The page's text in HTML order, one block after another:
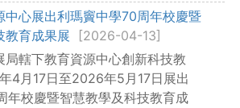
中心展出利瑪竇中學70周年校慶暨
教育成果展
[2026-04-13]
局轄下教育資源中心創新科技教
4月17日至2026年5月17日展出
年校慶暨智慧教學及科技教育成